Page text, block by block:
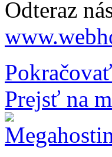
Odteraz
Pokračovať
Prejsť na